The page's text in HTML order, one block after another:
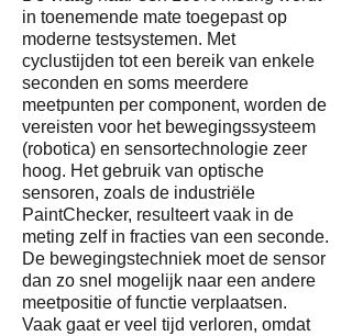
in toenemende mate toegepast op
moderne testsystemen. Met
cyclustijden tot een bereik van enkele
seconden en soms meerdere
meetpunten per component, worden de
vereisten voor het bewegingssysteem
(robotica) en sensortechnologie zeer
hoog. Het gebruik van optische
sensoren, zoals de industriële
PaintChecker, resulteert vaak in de
meting zelf in fracties van een seconde.
De bewegingstechniek moet de sensor
dan zo snel mogelijk naar een andere
meetpositie of functie verplaatsen.
Vaak gaat er veel tijd verloren, omdat